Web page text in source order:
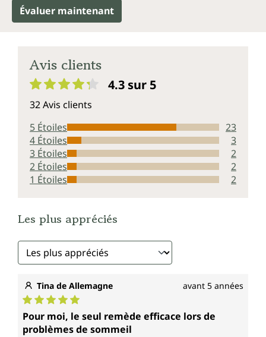
Évaluer maintenant
Avis clients
4.3 sur 5
32 Avis clients
5 Étoiles
23
4 Étoiles
3
3 Étoiles
2
2 Étoiles
2
1 Étoiles
2
Les plus appréciés
Tina de Allemagne avant 5 années
Note moyenne de 5 sur 5 étoiles
Pour moi, le seul remède efficace lors de
problèmes de sommeil